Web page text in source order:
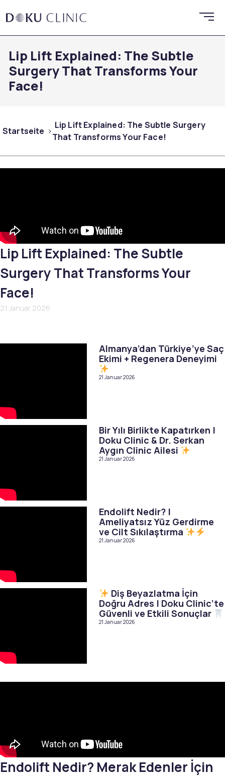
Lip Lift Explained: The Subtle
Surgery That Transforms Your
Face!
Startseite
Lip Lift Explained: The Subtle Surgery
That Transforms Your Face!
Lip Lift Explained: The Subtle
Surgery That Transforms Your
Face!
21 Januar 2026
Almanya’dan Türkiye’ye Saç
Ekimi + Regenera Deneyimi
21 Januar 2026
Bir Yılı Birlikte Kapatırken |
Doku Clinic & Dr. Serkan
Aygın Clinic Ailesi
21 Januar 2026
Endolift Nedir? |
Ameliyatsız Yüz Gerdirme
ve Cilt Sıkılaştırma
21 Januar 2026
Diş Beyazlatma İçin
Doğru Adres | Doku Clinic’te
Güvenli ve Etkili Sonuçlar
21 Januar 2026
Endolift Nedir? Merak Edenler İçin